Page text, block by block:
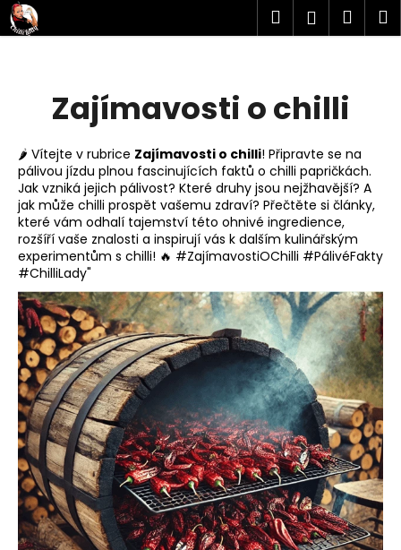
Přejít
na
obsah
Hledat
Zajímavosti o chilli
🌶️ Vítejte v rubrice Zajímavosti o chilli! Připravte se na
pálivou jízdu plnou fascinujících faktů o chilli papričkách.
Jak vzniká jejich pálivost? Které druhy jsou nejžhavější? A
jak může chilli prospět vašemu zdraví? Přečtěte si články,
které vám odhalí tajemství této ohnivé ingredience,
rozšíří vaše znalosti a inspirují vás k dalším kulinářským
experimentům s chilli! 🔥 #ZajímavostiOChilli #PálivéFakty
#ChilliLady"
V
ý
p
i
s
č
l
á
n
k
ů
K
o
p
o
t
ř
e
b
u
j
e
t
e
n
a
j
í
t
?